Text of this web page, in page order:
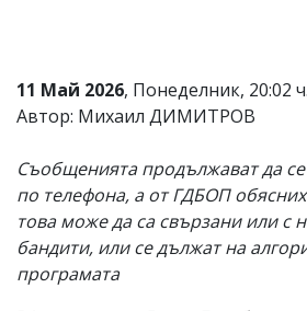
за
тях!
Ако
обиден
за
вас
коментар,
моля
сигнализирайте
ни!
11 Май 2026, Понеделник, 20:02 ч.
Автор: Михаил ДИМИТРОВ
Съобщенията продължават да
по телефона, а от ГДБОП
това може да са свързани или с
бандити, или се дължат на
програмата